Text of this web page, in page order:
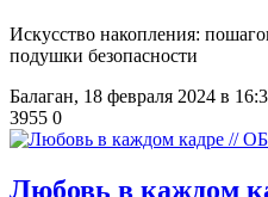
Искусство накопления:
подушки безопасности
Балаган, 18 февраля 2024 в
3955 0
Любовь в каждом